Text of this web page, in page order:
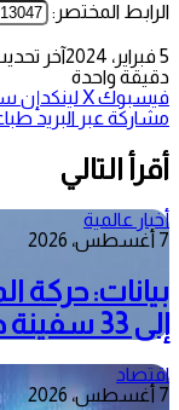
الرابط المختصر:
5 فبراير، 2024
آخر تحديث: 5
دقيقة واحدة
فيسبوك‫Xلينكدإن
مشاركة عبر البريد
أقرأ التالي
أخبار عالمية
7 أغسطس، 2026
بيانات: حركة
إلى 33 سفينة خلال أسبوع
اقتصاد
7 أغسطس، 2026